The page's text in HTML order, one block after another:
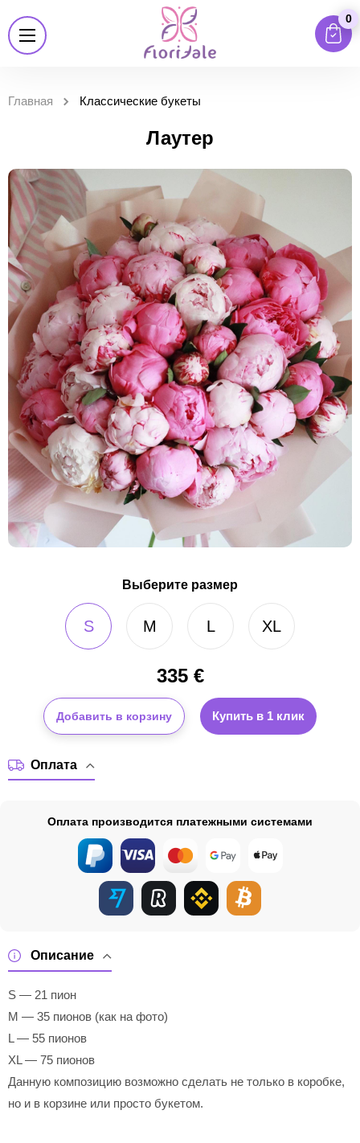
0
Главная Классические букеты
Лаутер
Выберите размер
S M L XL
335€
Добавить в корзину Купить в 1 клик
Описание
S — 21 пион
M — 35 пионов (как на фото)
L — 55 пионов
XL — 75 пионов
Данную композицию возможно сделать не только в коробке,
но и в корзине или просто букетом.
Оплата
Оплата производится платежными системами